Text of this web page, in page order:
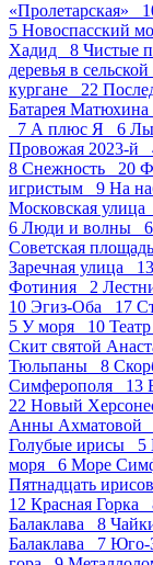
«Пролетарская»
5 Новоспасский
Хадид 8 Чистые
деревья в
кургане 22
Батарея
7 А плюс Я 6
Провожая 2023-й
8 Снежность 20
игристым 9 На
Московская
6 Люди и волны 6
Советская
Заречная улица 13
Фотиния 2
10 Эгиз-Оба 17
5 У моря 10
Скит святой
Тюльпаны 8
Симферополя 13
22 Новый
Анны Ахматовой
Голубые ирисы 5
моря 6 Море
Пятнадцать
12 Красная Горка
Балаклава 8
Балаклава 7 Юго-